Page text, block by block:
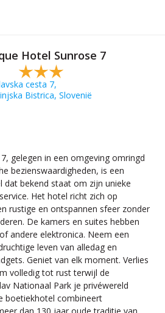
Hotel Sunrose 7
cesta 7,
Bistrica, Slovenië
gelegen in een omgeving omringd
bezienswaardigheden, is een
bekend staat om zijn unieke
Het hotel richt zich op
rustige en ontspannen sfeer zonder
De kamers en suites hebben
andere elektronica. Neem een
leven van alledag en
Geniet van elk moment. Verlies
volledig tot rust terwijl de
Nationaal Park je privéwereld
boetiekhotel combineert